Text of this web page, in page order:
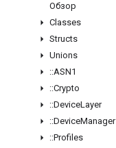
Обзор
Classes
Structs
Unions
::ASN1
::Crypto
::DeviceLayer
::DeviceManager
::Profiles